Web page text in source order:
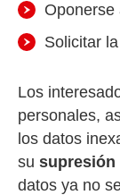
Oponerse
Solicitar
Los
personales,
los datos
su supresión
datos ya no